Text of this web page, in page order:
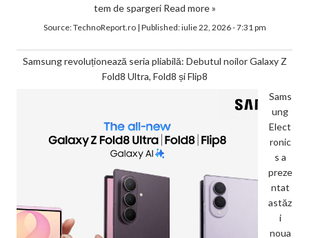
tem de spargeri Read more »
Source:TechnoReport.ro| Published:iulie 22, 2026 - 7:31 pm
Samsung revoluționează seria pliabilă: Debutul noilor Galaxy Z
Fold8 Ultra, Fold8 și Flip8
Sams
ung
Elect
ronic
s a
preze
ntat
astăz
i
noua